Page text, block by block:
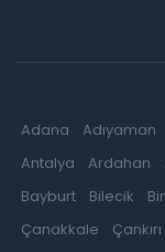
Adana Adıyaman
Antalya
Ardahan
Bayburt
Bilecik
Çanakkale
Çankırı